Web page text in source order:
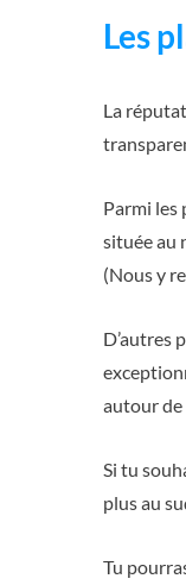
Les
La
Parmi les
située au
(Nous y
D’autres
autour de
Si tu
plus au
Tu